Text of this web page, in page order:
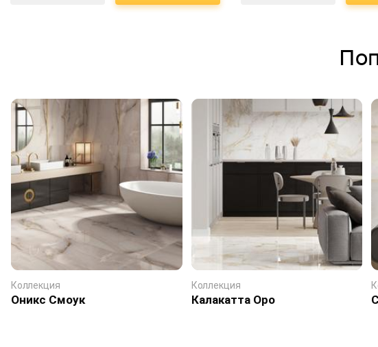
Коллекция
Оникс Смоук
Коллекция
Калакатта Оро